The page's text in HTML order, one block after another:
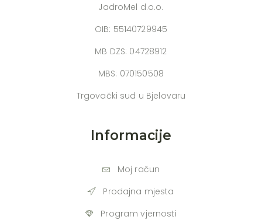
JadroMel d.o.o.
OIB: 55140729945
MB DZS: 04728912
MBS: 070150508
Trgovački sud u Bjelovaru
Informacije
Moj račun
Prodajna mjesta
Program vjernosti